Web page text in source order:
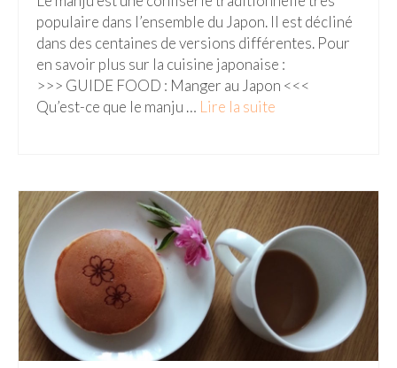
Malaisie
Cameron Highlands
Penang
Baie d’Halong
Hanoi
Hué
Mai Chau
Mu Cang Chai
populaire dans l’ensemble du Japon. Il est décliné
dans des centaines de versions différentes. Pour
en savoir plus sur la cuisine japonaise :
>>> GUIDE FOOD : Manger au Japon <<<
Qu’est-ce que le manju … Lire la suite­­